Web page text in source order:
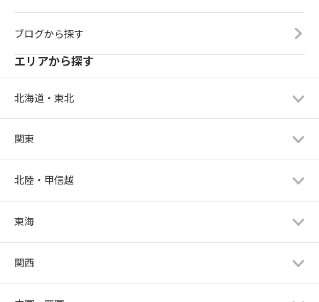
ブログから探す
エリアから探す
北海道・東北
関東
北陸・甲信越
東海
関西